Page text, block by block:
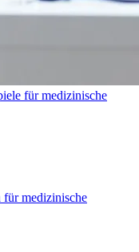
für medizinische
für medizinische